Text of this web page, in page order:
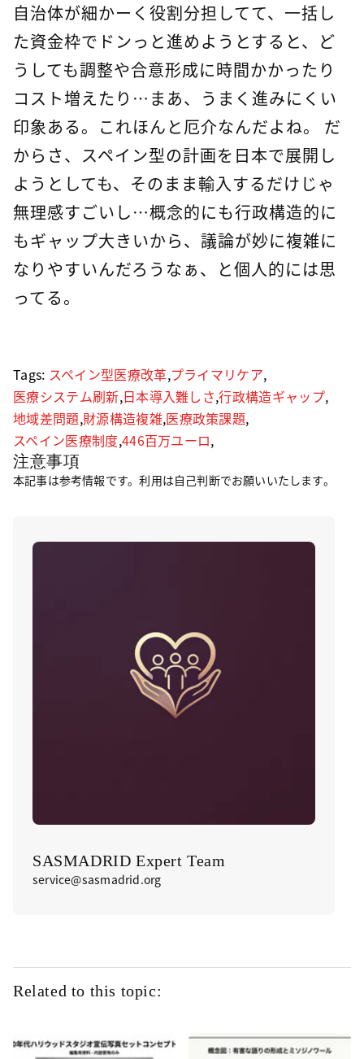
自治体が細かーく役割分担してて、一括し
た資金枠でドンっと進めようとすると、ど
うしても調整や合意形成に時間かかったり
コスト増えたり…まあ、うまく進みにくい
印象ある。これほんと厄介なんだよね。 だ
からさ、スペイン型の計画を日本で展開し
ようとしても、そのまま輸入するだけじゃ
無理感すごいし…概念的にも行政構造的に
もギャップ大きいから、議論が妙に複雑に
なりやすいんだろうなぁ、と個人的には思
ってる。
Tags: スペイン型医療改革,プライマリケア,
医療システム刷新,日本導入難しさ,行政構造ギャップ,
地域差問題,財源構造複雑,医療政策課題,
スペイン医療制度,446百万ユーロ,
注意事項
本記事は参考情報です。利用は自己判断でお願いいたします。
SASMADRID Expert Team
service@sasmadrid.org
Related to this topic: